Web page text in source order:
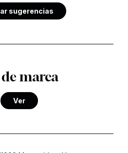
sugerencias
marca
Ver